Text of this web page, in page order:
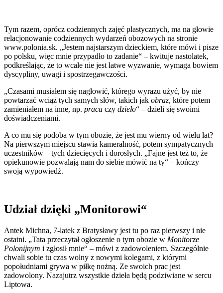
Tym razem, oprócz codziennych zajęć plastycznych, ma na głowie
relacjonowanie codziennych wydarzeń obozowych na stronie
www.polonia.sk. „Jestem najstarszym dzieckiem, które mówi i pisze
po polsku, więc mnie przypadło to zadanie“ – kwituje nastolatek,
podkreślając, że to wcale nie jest łatwe wyzwanie, wymaga bowiem
dyscypliny, uwagi i spostrzegawczości.
„Czasami musiałem się nagłowić, którego wyrazu użyć, by nie
powtarzać wciąż tych samych słów, takich jak obraz, które potem
zamieniałem na inne, np. praca czy dzieło“ – dzieli się swoimi
doświadczeniami.
A co mu się podoba w tym obozie, że jest mu wierny od wielu lat?
Na pierwszym miejscu stawia kameralność, potem sympatycznych
uczestników – tych dziecięcych i dorosłych. „Fajne jest też to, że
opiekunowie pozwalają nam do siebie mówić na ty“ – kończy
swoją wypowiedź.
Udział dzięki „Monitorowi“
Antek Michna, 7-latek z Bratysławy jest tu po raz pierwszy i nie
ostatni. „Tata przeczytał ogłoszenie o tym obozie w Monitorze
Polonijnym i zgłosił mnie“ – mówi z zadowoleniem. Szczególnie
chwali sobie tu czas wolny z nowymi kolegami, z którymi
popołudniami grywa w piłkę nożną. Ze swoich prac jest
zadowolony. Nazajutrz wszystkie dzieła będą podziwiane w sercu
Liptowa.